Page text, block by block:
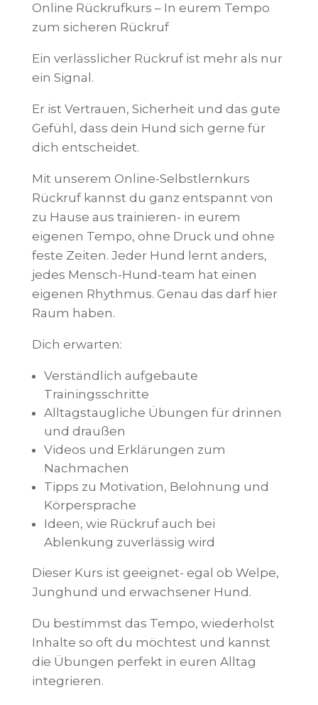
Online Rückrufkurs – In eurem Tempo
zum sicheren Rückruf
Ein verlässlicher Rückruf ist mehr als nur
ein Signal.
Er ist Vertrauen, Sicherheit und das gute
Gefühl, dass dein Hund sich gerne für
dich entscheidet.
Mit unserem Online-Selbstlernkurs
Rückruf kannst du ganz entspannt von
zu Hause aus trainieren- in eurem
eigenen Tempo, ohne Druck und ohne
feste Zeiten. Jeder Hund lernt anders,
jedes Mensch-Hund-team hat einen
eigenen Rhythmus. Genau das darf hier
Raum haben.
Dich erwarten:
Verständlich aufgebaute
Trainingsschritte
Alltagstaugliche Übungen für drinnen
und draußen
Videos und Erklärungen zum
Nachmachen
Tipps zu Motivation, Belohnung und
Körpersprache
Ideen, wie Rückruf auch bei
Ablenkung zuverlässig wird
Dieser Kurs ist geeignet- egal ob Welpe,
Junghund und erwachsener Hund.
Du bestimmst das Tempo, wiederholst
Inhalte so oft du möchtest und kannst
die Übungen perfekt in euren Alltag
integrieren.